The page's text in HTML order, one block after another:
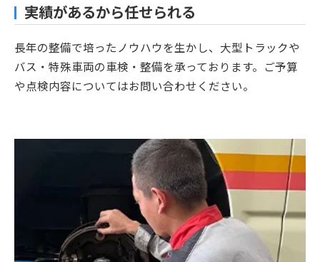
実績があるから任せられる
長年の整備で培ったノウハウを生かし、大型トラックや
バス・特殊車両の車検・整備を承っております。ご予算
や点検内容についてはお問い合わせください。